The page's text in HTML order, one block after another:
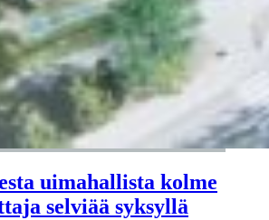
uimahallista kolme
selviää syksyllä